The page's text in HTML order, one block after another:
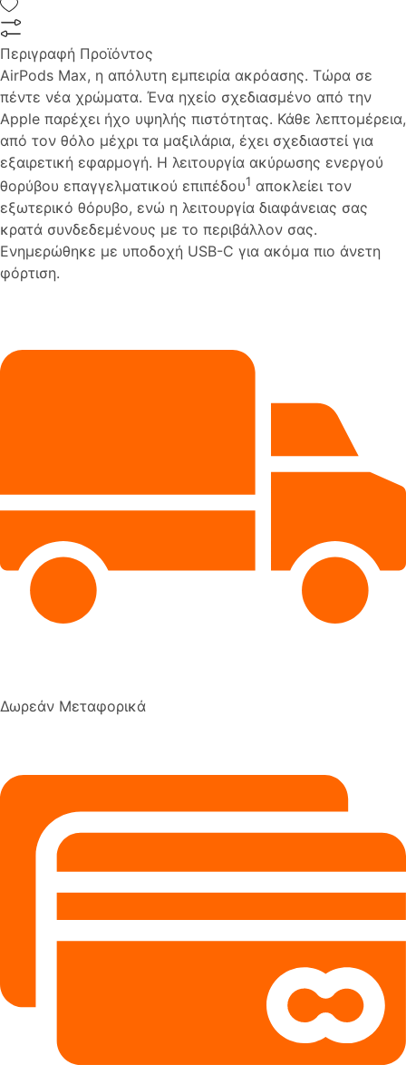
Περιγραφή Προϊόντος
AirPods Max, η απόλυτη εμπειρία ακρόασης. Τώρα σε
πέντε νέα χρώματα. Ένα ηχείο σχεδιασμένο από την
Apple παρέχει ήχο υψηλής πιστότητας. Κάθε λεπτομέρεια,
από τον θόλο μέχρι τα μαξιλάρια, έχει σχεδιαστεί για
εξαιρετική εφαρμογή. Η λειτουργία ακύρωσης ενεργού
θορύβου επαγγελματικού επιπέδου1 αποκλείει τον
εξωτερικό θόρυβο, ενώ η λειτουργία διαφάνειας σας
κρατά συνδεδεμένους με το περιβάλλον σας.
Ενημερώθηκε με υποδοχή USB-C για ακόμα πιο άνετη
φόρτιση.
Δωρεάν Μεταφορικά